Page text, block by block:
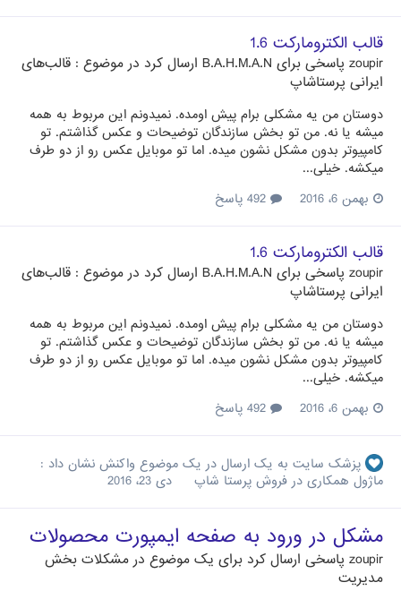
قالب الکترومارکت 1.6
zoupir پاسخی برای B.A.H.M.A.N ارسال کرد در موضوع : قالب‌های
ایرانی پرستاشاپ
دوستان من یه مشکلی برام پیش اومده. نمیدونم این مربوط به همه
میشه یا نه. من تو بخش سازندگان توضیحات و عکس گذاشتم. تو
کامپیوتر بدون مشکل نشون میده. اما تو موبایل عکس رو از دو طرف
میکشه. خیلی...
بهمن 6، 2016
قالب الکترومارکت 1.6
zoupir پاسخی برای B.A.H.M.A.N ارسال کرد در موضوع : قالب‌های
ایرانی پرستاشاپ
دوستان من یه مشکلی برام پیش اومده. نمیدونم این مربوط به همه
میشه یا نه. من تو بخش سازندگان توضیحات و عکس گذاشتم. تو
کامپیوتر بدون مشکل نشون میده. اما تو موبایل عکس رو از دو طرف
میکشه. خیلی...
بهمن 6، 2016
پزشک سایت به یک ارسال در یک موضوع واکنش نشان داد :
ماژول همکاری در فروش پرستا شاپ
دی 23، 2016
مشکل در ورود به صفحه ایمپورت محصولات
zoupir پاسخی ارسال کرد برای یک موضوع در مشکلات بخش
مدیریت